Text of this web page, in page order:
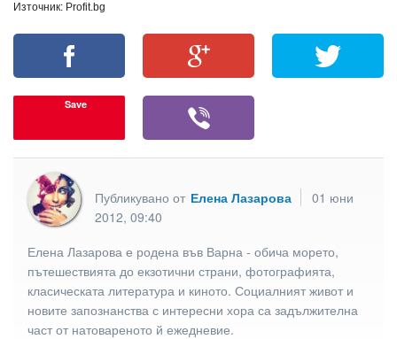
Източник: Profit.bg
Save
Публикувано от Елена Лазарова
01 юни
2012, 09:40
Елена Лазарова е родена във Варна - обича морето,
пътешествията до екзотични страни, фотографията,
класическата литература и киното. Социалният живот и
новите запознанства с интересни хора са задължителна
част от натовареното й ежедневие.